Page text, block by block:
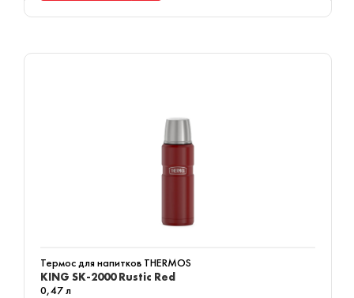
Термос для напитков THERMOS
KING SK-2000 Rustic Red
0,47 л